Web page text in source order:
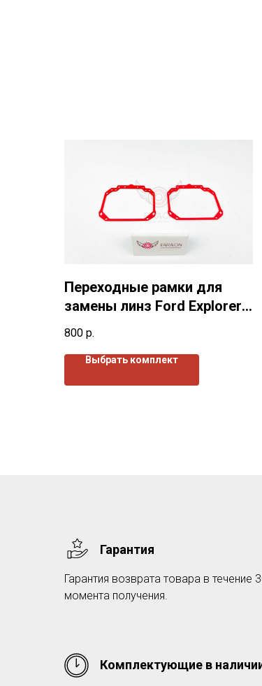
Переходные рамки для
замены линз Ford Explorer 5
(2010-2016)г.в.
800 р.
Выбрать комплект
Гарантия
Гарантия возврата товара в течение
момента получения.
Комплектующие в